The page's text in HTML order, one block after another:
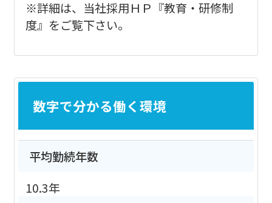
※詳細は、当社採用ＨＰ『教育・研修制
度』をご覧下さい。
数字で分かる働く環境
平均勤続年数
10.3年